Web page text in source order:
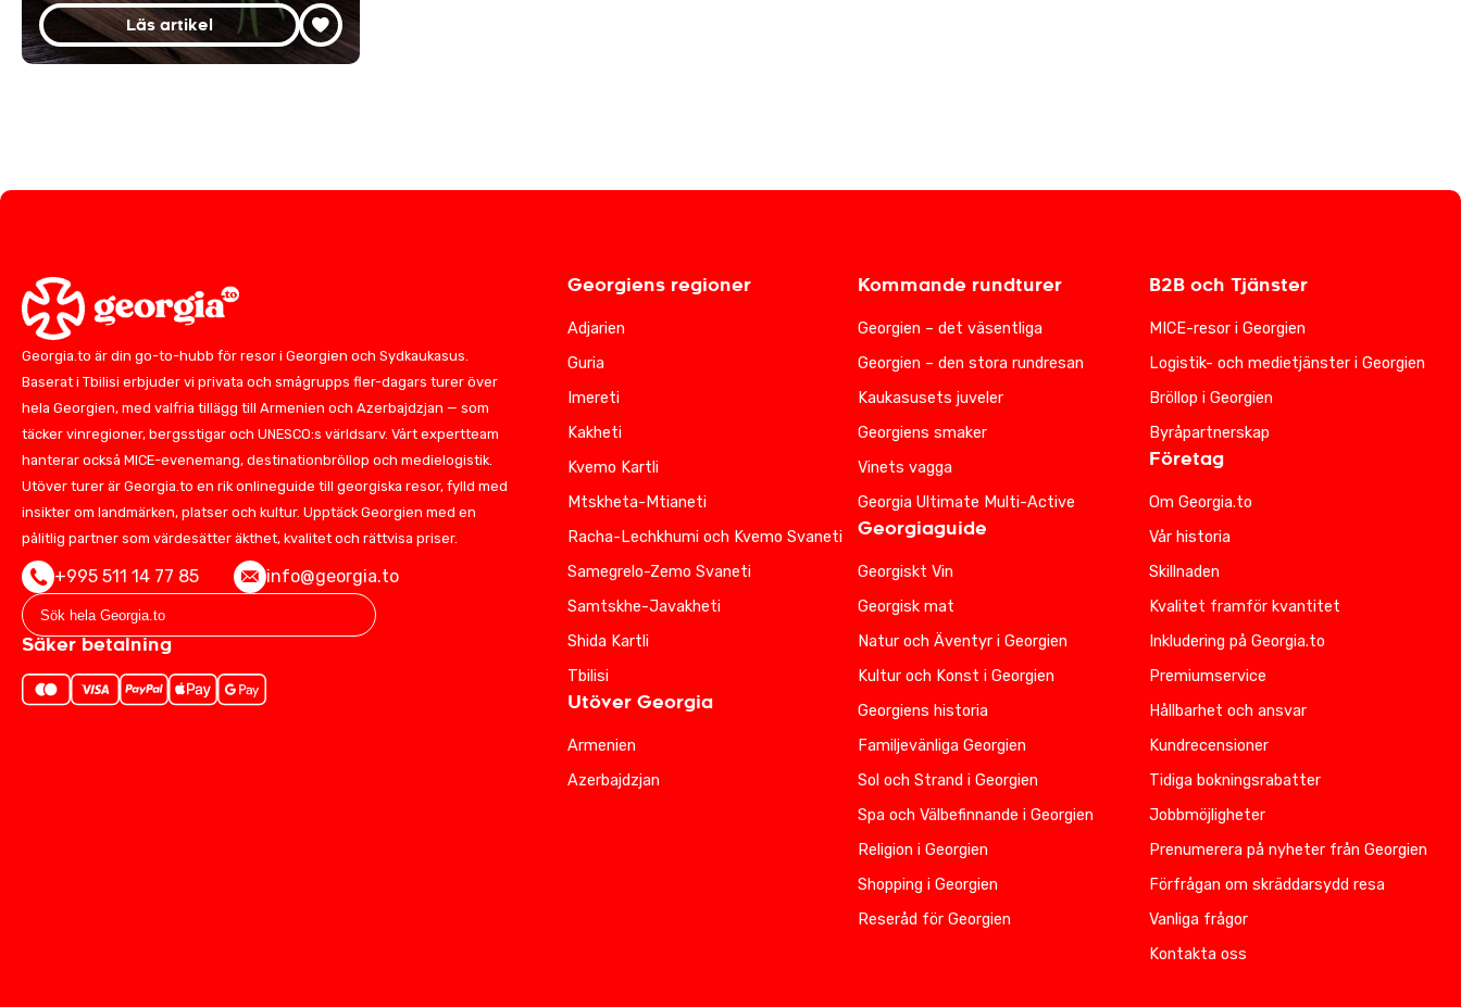
Läs artikel
Georgia.to är din go-to-hubb för resor i Georgien och Sydkaukasus.
Baserat i Tbilisi erbjuder vi privata och smågrupps fler-dagars turer över
hela Georgien, med valfria tillägg till Armenien och Azerbajdzjan — som
täcker vinregioner, bergsstigar och UNESCO:s världsarv. Vårt expertteam
hanterar också MICE-evenemang, destinationbröllop och medielogistik.
Utöver turer är Georgia.to en rik onlineguide till georgiska resor, fylld med
insikter om landmärken, platser och kultur. Upptäck Georgien med en
pålitlig partner som värdesätter äkthet, kvalitet och rättvisa priser.
+995 511 14 77 85 info@georgia.to
Säker betalning
Georgiens regioner
Adjarien
Guria
Imereti
Kakheti
Kvemo Kartli
Mtskheta-Mtianeti
Racha-Lechkhumi och Kvemo Svaneti
Samegrelo-Zemo Svaneti
Samtskhe-Javakheti
Shida Kartli
Tbilisi
Utöver Georgia
Armenien
Azerbajdzjan
Kommande rundturer
Georgien – det väsentliga
Georgien – den stora rundresan
Kaukasusets juveler
Georgiens smaker
Vinets vagga
Georgia Ultimate Multi-Active
Georgiaguide
Georgiskt Vin
Georgisk mat
Natur och Äventyr i Georgien
Kultur och Konst i Georgien
Georgiens historia
Familjevänliga Georgien
Sol och Strand i Georgien
Spa och Välbefinnande i Georgien
Religion i Georgien
Shopping i Georgien
Reseråd för Georgien
B2B och Tjänster
MICE-resor i Georgien
Logistik- och medietjänster i Georgien
Bröllop i Georgien
Byråpartnerskap
Företag
Om Georgia.to
Vår historia
Skillnaden
Kvalitet framför kvantitet
Inkludering på Georgia.to
Premiumservice
Hållbarhet och ansvar
Kundrecensioner
Tidiga bokningsrabatter
Jobbmöjligheter
Prenumerera på nyheter från Georgien
Förfrågan om skräddarsydd resa
Vanliga frågor
Kontakta oss